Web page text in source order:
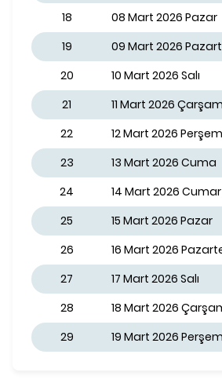
18
08 Mart 2026 Pazar
19
09 Mart 2026
20
10 Mart 2026 Salı
21
11 Mart 2026
22
12 Mart 2026
23
13 Mart 2026 Cuma
24
14 Mart 2026
25
15 Mart 2026 Pazar
26
16 Mart 2026
27
17 Mart 2026 Salı
28
18 Mart 2026
29
19 Mart 2026